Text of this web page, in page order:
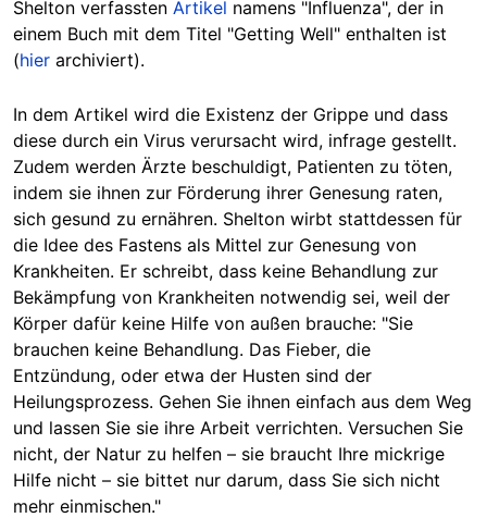
Shelton verfassten Artikel namens "Influenza", der in
einem Buch mit dem Titel "Getting Well" enthalten ist
(hier archiviert).
In dem Artikel wird die Existenz der Grippe und dass
diese durch ein Virus verursacht wird, infrage gestellt.
Zudem werden Ärzte beschuldigt, Patienten zu töten,
indem sie ihnen zur Förderung ihrer Genesung raten,
sich gesund zu ernähren. Shelton wirbt stattdessen für
die Idee des Fastens als Mittel zur Genesung von
Krankheiten. Er schreibt, dass keine Behandlung zur
Bekämpfung von Krankheiten notwendig sei, weil der
Körper dafür keine Hilfe von außen brauche: "Sie
brauchen keine Behandlung. Das Fieber, die
Entzündung, oder etwa der Husten sind der
Heilungsprozess. Gehen Sie ihnen einfach aus dem Weg
und lassen Sie sie ihre Arbeit verrichten. Versuchen Sie
nicht, der Natur zu helfen – sie braucht Ihre mickrige
Hilfe nicht – sie bittet nur darum, dass Sie sich nicht
mehr einmischen."